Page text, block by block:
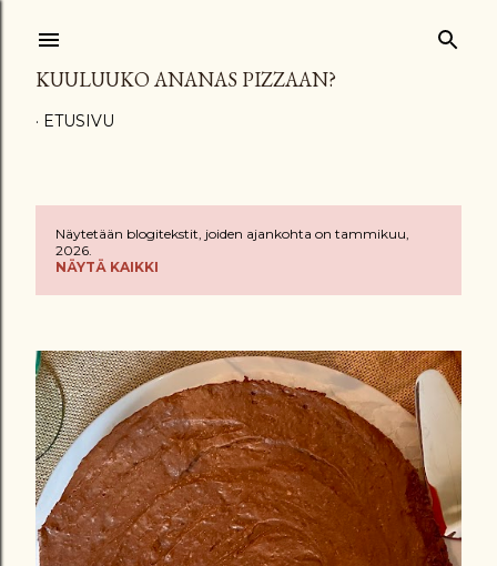
KUULUUKO ANANAS PIZZAAN?
ETUSIVU
e
s
t
i
t
Näytetään blogitekstit, joiden ajankohta on tammikuu,
2026.
NÄYTÄ KAIKKI